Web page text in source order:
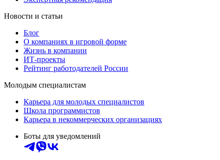
Новости и статьи
Блог
О компаниях в игровой форме
Жизнь в компании
ИТ-проекты
Рейтинг работодателей России
Молодым специалистам
Карьера для молодых специалистов
Школа программистов
Карьера в некоммерческих организациях
Боты для уведомлений